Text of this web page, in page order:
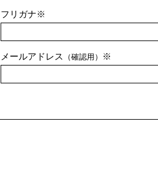
フリガナ※
メールアドレス （確認用） ※